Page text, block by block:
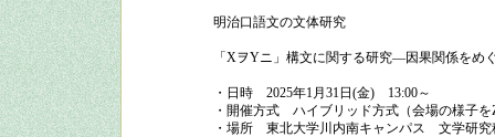
明治口語文の文体研究
「XヲYニ」構文に関する研究―因果関係をめ
・日時 2025年1月 31日 (金) 13:00～
・開催方式 ハイブリッド方式（会場の様子
・場所 東北大学川内南キャンパス 文学研究